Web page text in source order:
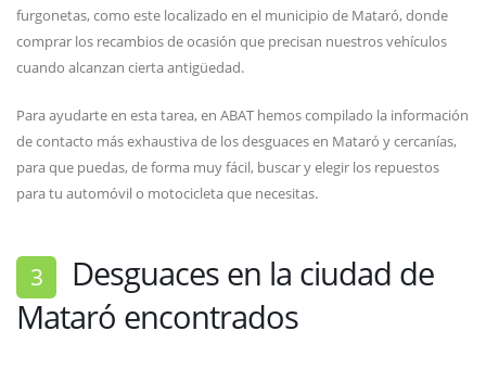
furgonetas, como este localizado en el municipio de Mataró, donde
comprar los recambios de ocasión que precisan nuestros vehículos
cuando alcanzan cierta antigüedad.
Para ayudarte en esta tarea, en ABAT hemos compilado la información
de contacto más exhaustiva de los desguaces en Mataró y cercanías,
para que puedas, de forma muy fácil, buscar y elegir los repuestos
para tu automóvil o motocicleta que necesitas.
3 Desguaces en la ciudad de
Mataró encontrados